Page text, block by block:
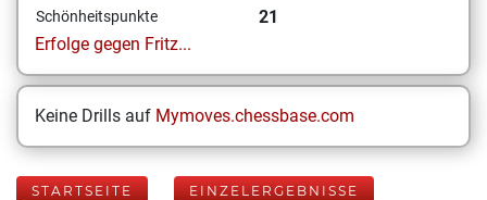
Schönheitspunkte
21
Erfolge gegen Fritz...
Keine Drills auf Mymoves.chessbase.com
STARTSEITE EINZELERGEBNISSE